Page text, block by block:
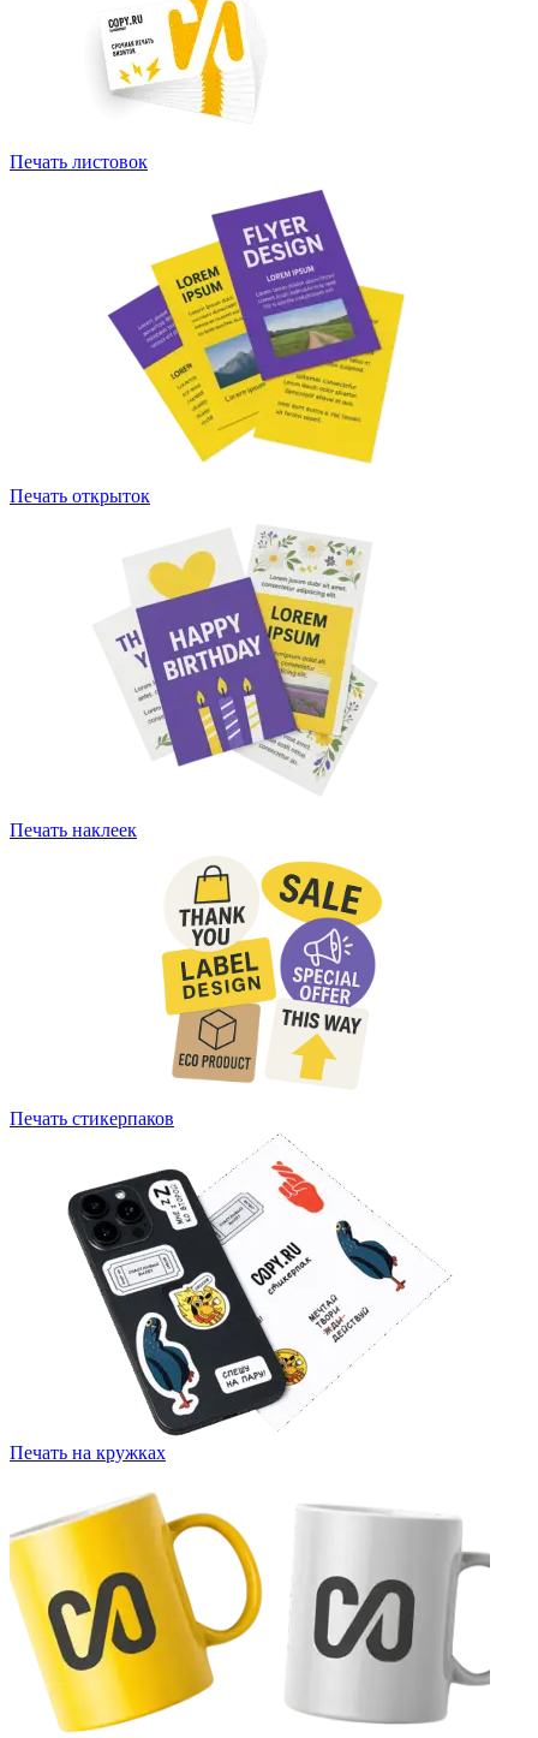
Печать листовок
Печать открыток
Печать наклеек
Печать стикерпаков
Печать на кружках